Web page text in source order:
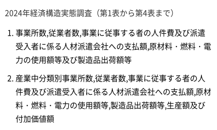
2024年経済構造実態調査（第1表から第4表まで）
事業所数,従業者数,事業に従事する者の人件費及び派遣
受入者に係る人材派遣会社への支払額,原材料・燃料・電
力の使用額等及び製造品出荷額等
産業中分類別事業所数,従業者数,事業に従事する者の人
件費及び派遣受入者に係る人材派遣会社への支払額,原材
料・燃料・電力の使用額等,製造品出荷額等,生産額及び
付加価値額